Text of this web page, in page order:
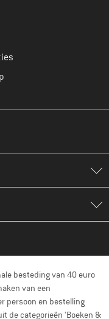
volgende stap je
besteding van 40 euro
van een
persoon en bestelling
de categorieën 'Boeken &